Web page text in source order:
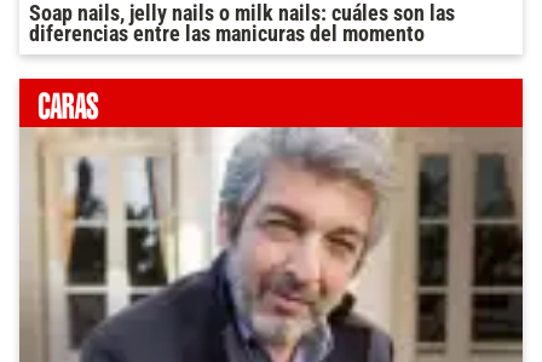
Soap nails, jelly nails o milk nails: cuáles son las
diferencias entre las manicuras del momento